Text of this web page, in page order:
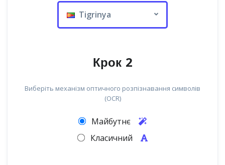
Tigrinya
Крок 2
Виберіть механізм оптичного розпізнавання символів
(OCR)
Майбутнє
Класичний